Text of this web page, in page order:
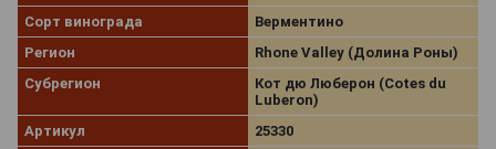
Сорт винограда
Верментино
Регион
Rhone Valley (Долина Роны)
Субрегион
Кот дю Люберон (Cotes du
Luberon)
Артикул
25330